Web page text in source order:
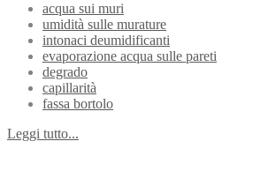
acqua sui muri
umidità sulle murature
intonaci deumidificanti
evaporazione acqua sulle pareti
degrado
capillarità
fassa bortolo
Leggi tutto...